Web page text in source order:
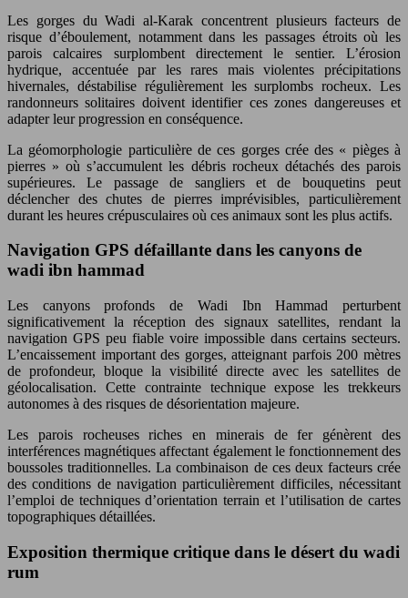
Les gorges du Wadi al-Karak concentrent plusieurs facteurs de
risque d’éboulement, notamment dans les passages étroits où les
parois calcaires surplombent directement le sentier. L’érosion
hydrique, accentuée par les rares mais violentes précipitations
hivernales, déstabilise régulièrement les surplombs rocheux. Les
randonneurs solitaires doivent identifier ces zones dangereuses et
adapter leur progression en conséquence.
La géomorphologie particulière de ces gorges crée des « pièges à
pierres » où s’accumulent les débris rocheux détachés des parois
supérieures. Le passage de sangliers et de bouquetins peut
déclencher des chutes de pierres imprévisibles, particulièrement
durant les heures crépusculaires où ces animaux sont les plus actifs.
Navigation GPS défaillante dans les canyons de
wadi ibn hammad
Les canyons profonds de Wadi Ibn Hammad perturbent
significativement la réception des signaux satellites, rendant la
navigation GPS peu fiable voire impossible dans certains secteurs.
L’encaissement important des gorges, atteignant parfois 200 mètres
de profondeur, bloque la visibilité directe avec les satellites de
géolocalisation. Cette contrainte technique expose les trekkeurs
autonomes à des risques de désorientation majeure.
Les parois rocheuses riches en minerais de fer génèrent des
interférences magnétiques affectant également le fonctionnement des
boussoles traditionnelles. La combinaison de ces deux facteurs crée
des conditions de navigation particulièrement difficiles, nécessitant
l’emploi de techniques d’orientation terrain et l’utilisation de cartes
topographiques détaillées.
Exposition thermique critique dans le désert du wadi
rum